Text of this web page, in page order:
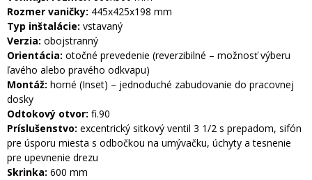
Rozmer vaničky: 445x425x198 mm
Typ inštalácie: vstavaný
Verzia: obojstranný
Orientácia: otočné prevedenie (reverzibilné – možnosť výberu
ľavého alebo pravého odkvapu)
Montáž: horné (Inset) – jednoduché zabudovanie do pracovnej
dosky
Odtokový otvor: fi.90
Príslušenstvo: excentrický sitkový ventil 3 1/2 s prepadom, sifón
pre úsporu miesta s odbočkou na umývačku, úchyty a tesnenie
pre upevnenie drezu
Skrinka: 600 mm